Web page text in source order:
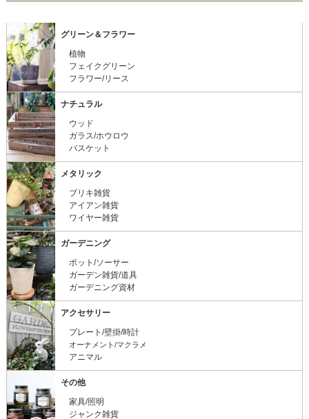
グリーン＆フラワー
植物
フェイクグリーン
フラワー/リース
ナチュラル
ウッド
ガラス/ホウロウ
バスケット
メタリック
ブリキ雑貨
アイアン雑貨
ワイヤー雑貨
ガーデニング
ポット/ソーサー
ガーデン雑貨/道具
ガーデニング資材
アクセサリー
プレート/壁掛/時計
オーナメント/マクラメ
アニマル
その他
家具/照明
ジャンク雑貨